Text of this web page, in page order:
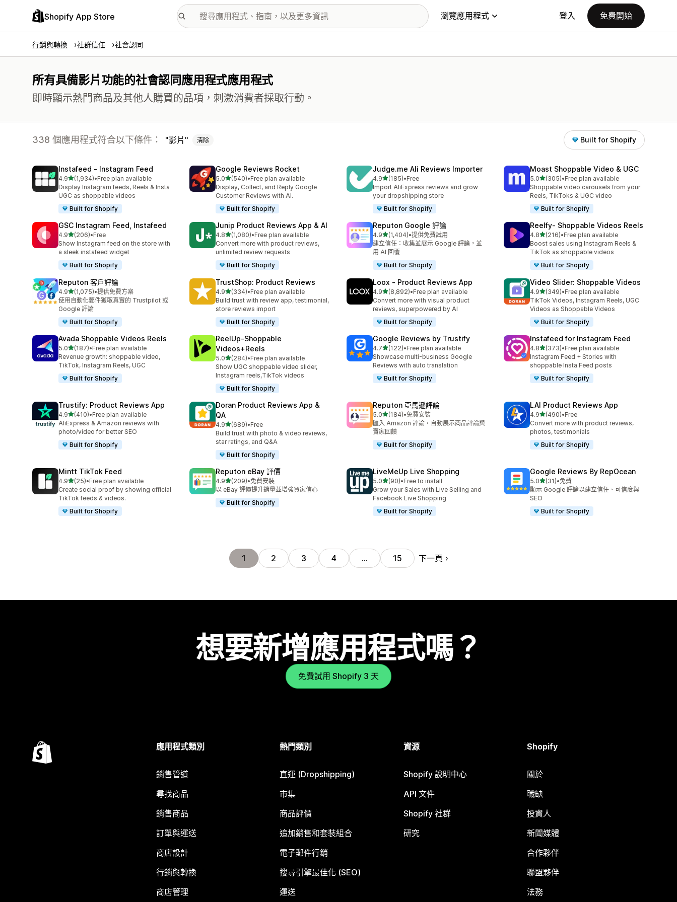
Shopify App Store 瀏覽應用程式 登入 免費開始
行銷與轉換 社群信任 社會認同
所有具備影片功能的社會認同應用程式應用程式
即時顯示熱門商品及其他人購買的品項，刺激消費者採取行動。
338 個應用程式符合以下條件： 影片 清除 Built for Shopify
Instafeed ‑ Instagram Feed
4.9滿分 5 顆星
(1,934)
共有 1934 則評價
•Free plan available
Display Instagram feeds, Reels & Insta
UGC as shoppable videos
Built for Shopify
Google Reviews Rocket
5.0滿分 5 顆星
(540)
共有 540 則評價
•Free plan available
Display, Collect, and Reply Google
Customer Reviews with AI.
Built for Shopify
Judge.me Ali Reviews Importer
4.9滿分 5 顆星
(185)
共有 185 則評價
•Free
Import AliExpress reviews and grow
your dropshipping store
Built for Shopify
Moast Shoppable Video & UGC
5.0滿分 5 顆星
(305)
共有 305 則評價
•Free plan available
Shoppable video carousels from your
Reels, TikToks & UGC video
Built for Shopify
GSC Instagram Feed, Instafeed
4.9滿分 5 顆星
(206)
共有 206 則評價
•Free
Show Instagram feed on the store with
a sleek instafeed widget
Built for Shopify
Junip Product Reviews App & AI
4.8滿分 5 顆星
(1,080)
共有 1080 則評價
•Free plan available
Convert more with product reviews,
unlimited review requests
Built for Shopify
Reputon Google 評論
4.9滿分 5 顆星
(1,404)
共有 1404 則評價
•提供免費試用
建立信任：收集並展示 Google 評論，並
用 AI 回覆
Built for Shopify
Reelfy‑ Shoppable Videos Reels
4.8滿分 5 顆星
(216)
共有 216 則評價
•Free plan available
Boost sales using Instagram Reels &
TikTok as shoppable videos
Built for Shopify
Reputon 客戶評論
4.9滿分 5 顆星
(1,075)
共有 1075 則評價
•提供免費方案
使用自動化郵件獲取真實的 Trustpilot 或
Google 評論
Built for Shopify
TrustShop: Product Reviews
4.9滿分 5 顆星
(334)
共有 334 則評價
•Free plan available
Build trust with review app, testimonial,
store reviews import
Built for Shopify
Loox ‑ Product Reviews App
4.9滿分 5 顆星
(8,892)
共有 8892 則評價
•Free plan available
Convert more with visual product
reviews, superpowered by AI
Built for Shopify
Video Slider: Shoppable Videos
4.9滿分 5 顆星
(349)
共有 349 則評價
•Free plan available
TikTok Videos, Instagram Reels, UGC
Videos as Shoppable Videos
Built for Shopify
Avada Shoppable Videos Reels
5.0滿分 5 顆星
(187)
共有 187 則評價
•Free plan available
Revenue growth: shoppable video,
TikTok, Instagram Reels, UGC
Built for Shopify
ReelUp‑Shoppable
Videos+Reels
5.0滿分 5 顆星
(284)
共有 284 則評價
•Free plan available
Show UGC shoppable video slider,
Instagram reels,TikTok videos
Built for Shopify
Google Reviews by Trustify
4.7滿分 5 顆星
(122)
共有 122 則評價
•Free plan available
Showcase multi-business Google
Reviews with auto translation
Built for Shopify
Instafeed for Instagram Feed
4.8滿分 5 顆星
(373)
共有 373 則評價
•Free plan available
Instagram Feed + Stories with
shoppable Insta Feed posts
Built for Shopify
Trustify: Product Reviews App
4.9滿分 5 顆星
(410)
共有 410 則評價
•Free plan available
AliExpress & Amazon reviews with
photo/video for better SEO
Built for Shopify
Doran Product Reviews App &
QA
4.9滿分 5 顆星
(689)
共有 689 則評價
•Free
Build trust with photo & video reviews,
star ratings, and Q&A
Built for Shopify
Reputon 亞馬遜評論
5.0滿分 5 顆星
(184)
共有 184 則評價
•免費安裝
匯入 Amazon 評論，自動展示商品評論與
賣家回饋
Built for Shopify
LAI Product Reviews App
4.9滿分 5 顆星
(490)
共有 490 則評價
•Free
Convert more with product reviews,
photos, testimonials
Built for Shopify
Mintt TikTok Feed
4.9滿分 5 顆星
(25)
共有 25 則評價
•Free plan available
Create social proof by showing official
TikTok feeds & videos.
Built for Shopify
Reputon eBay 評價
4.9滿分 5 顆星
(209)
共有 209 則評價
•免費安裝
以 eBay 評價提升銷量並增強買家信心
Built for Shopify
LiveMeUp Live Shopping
5.0滿分 5 顆星
(90)
共有 90 則評價
•Free to install
Grow your Sales with Live Selling and
Facebook Live Shopping
Built for Shopify
Google Reviews By RepOcean
5.0滿分 5 顆星
(31)
共有 31 則評價
•免費
顯示 Google 評論以建立信任、可信度與
SEO
Built for Shopify
1 2 3 4 … 15 下一頁
想要新增應用程式嗎？
免費試用 Shopify 3 天
應用程式類別
銷售管道
尋找商品
銷售商品
訂單與運送
商店設計
行銷與轉換
商店管理
熱門類別
直運 (Dropshipping)
市集
商品評價
追加銷售和套裝組合
電子郵件行銷
搜尋引擎最佳化 (SEO)
運送
資源
Shopify 說明中心
API 文件
Shopify 社群
研究
Shopify
關於
職缺
投資人
新聞媒體
合作夥伴
聯盟夥伴
法務